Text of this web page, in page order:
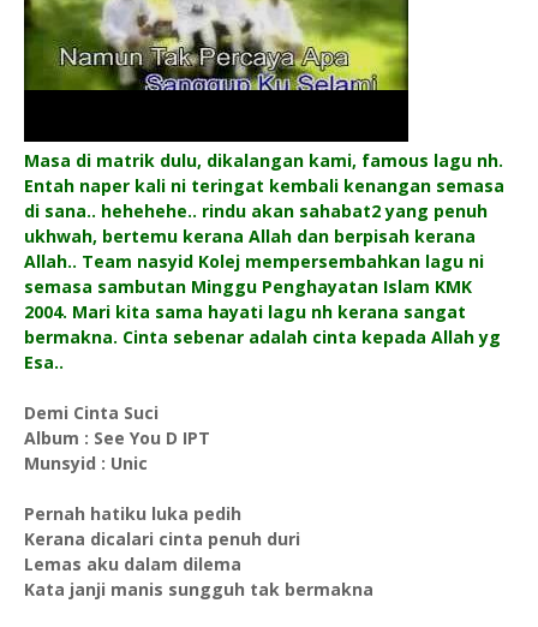
Masa di matrik dulu, dikalangan kami, famous lagu nh.
Entah naper kali ni teringat kembali kenangan semasa
di sana.. hehehehe.. rindu akan sahabat2 yang penuh
ukhwah, bertemu kerana Allah dan berpisah kerana
Allah.. Team nasyid Kolej mempersembahkan lagu ni
semasa sambutan Minggu Penghayatan Islam KMK
2004. Mari kita sama hayati lagu nh kerana sangat
bermakna. Cinta sebenar adalah cinta kepada Allah yg
Esa..
Demi Cinta Suci
Album : See You D IPT
Munsyid : Unic
Pernah hatiku luka pedih
Kerana dicalari cinta penuh duri
Lemas aku dalam dilema
Kata janji manis sungguh tak bermakna